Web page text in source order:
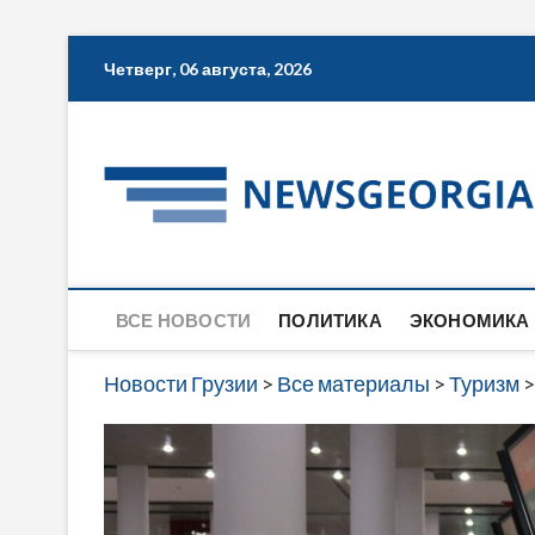
Четверг, 06 августа, 2026
ВСЕ НОВОСТИ ПОЛИТИКА ЭКОНОМИКА
Новости Грузии > Все материалы >Туризм >